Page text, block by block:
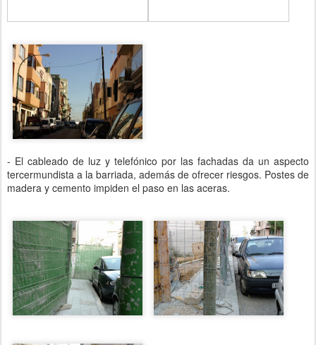
- El cableado de luz y telefónico por las fachadas da un aspecto
tercermundista a la barriada, además de ofrecer riesgos. Postes de
madera y cemento impiden el paso en las aceras.